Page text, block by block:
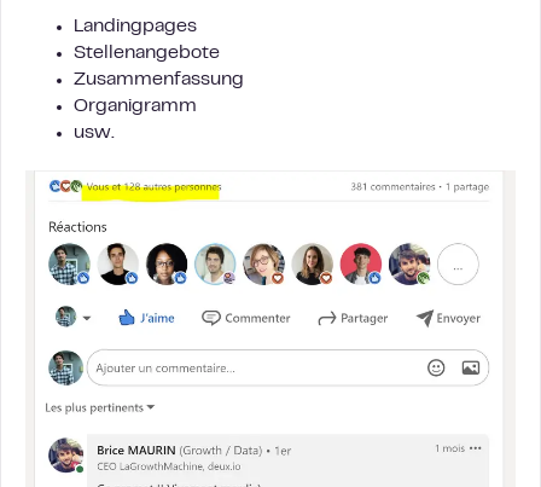
Landingpages
Stellenangebote
Zusammenfassung
Organigramm
usw.